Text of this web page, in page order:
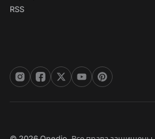
RSS